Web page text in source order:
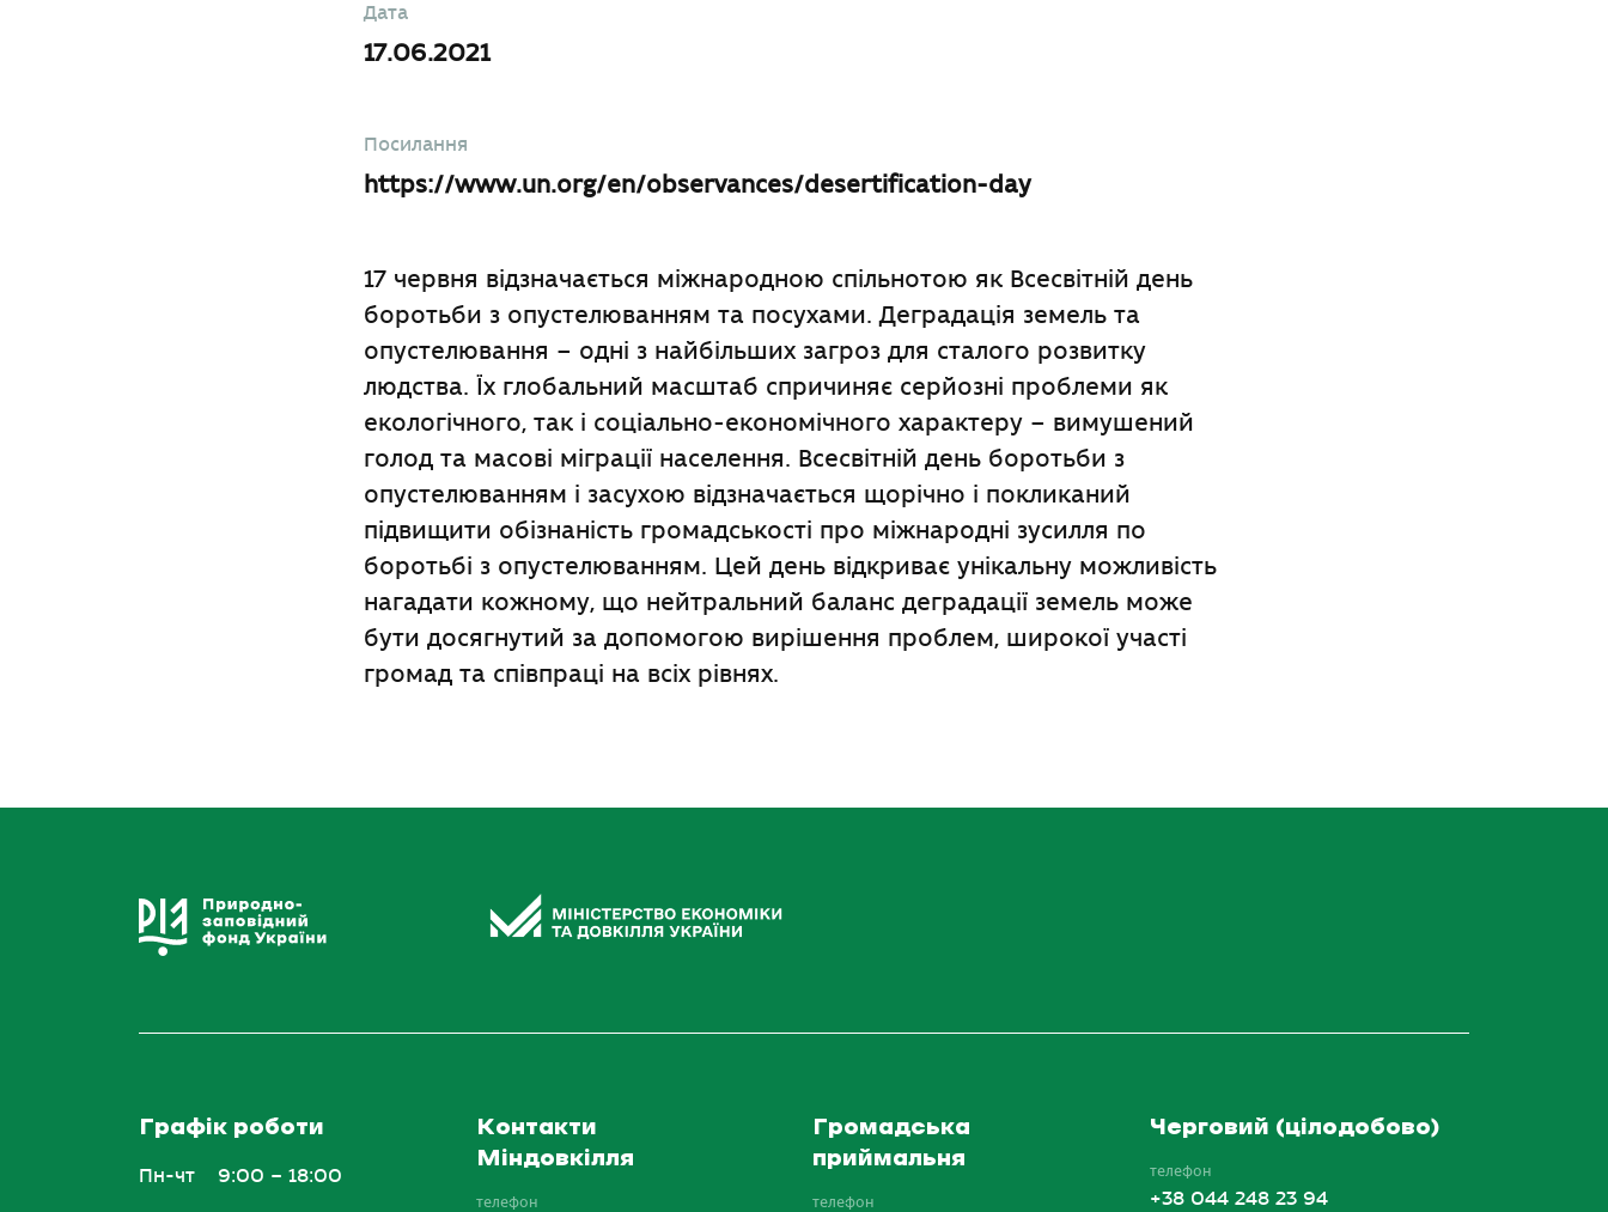
Дата
17.06.2021
Посилання
https://www.un.org/en/observances/desertification-day
17 червня відзначається міжнародною спільнотою як Всесвітній день
боротьби з опустелюванням та посухами. Деградація земель та
опустелювання – одні з найбільших загроз для сталого роз­витку
людства. Їх глобальний масштаб спричиняє серйозні проблеми як
екологічного, так і соціально-економічного характеру – вимуше­ний
голод та масові міграції населення. Всесвітній день боротьби з
опустелюванням і засухою відзначається щорічно і покликаний
підвищити обізнаність громадськості про міжнародні зусилля по
боротьбі з опустелюванням. Цей день відкриває унікальну можливість
нагадати кожному, що нейтральний баланс деградації земель може
бути досягнутий за допомогою вирішення проблем, широкої участі
громад та співпраці на всіх рівнях.
Графік роботи
Пн-чт 9:00 – 18:00
Контакти
Міндовкілля
телефон
Громадська
приймальня
телефон
Черговий (цілодобово)
телефон
+38 044 248 23 94